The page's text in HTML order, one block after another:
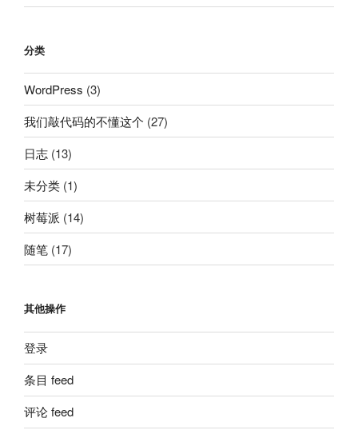
分类
WordPress (3)
我们敲代码的不懂这个 (27)
日志 (13)
未分类 (1)
树莓派 (14)
随笔 (17)
其他操作
登录
条目 feed
评论 feed